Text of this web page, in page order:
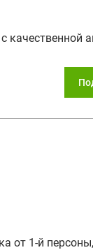
от 1-й